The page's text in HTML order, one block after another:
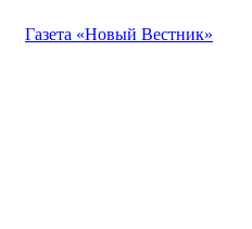
Газета «Новый Вестник»